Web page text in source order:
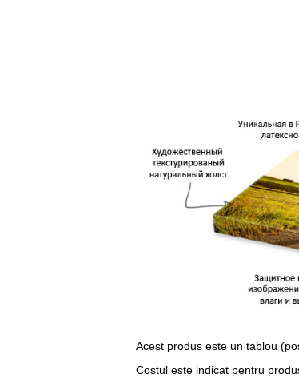
Acest produs este un tablou
Costul este indicat pentru